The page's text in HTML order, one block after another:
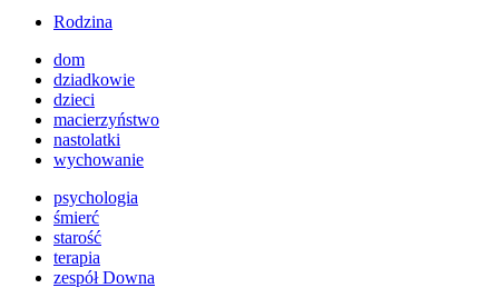
Rodzina
dom
dziadkowie
dzieci
macierzyństwo
nastolatki
wychowanie
psychologia
śmierć
starość
terapia
zespół Downa